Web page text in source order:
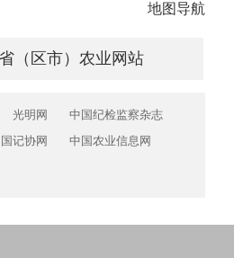
地图导航
（区市）农业网站
光明网
中国纪检监察杂志
记协网
中国农业信息网